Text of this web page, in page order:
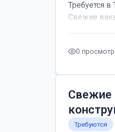
Требуется в
Свежие
0
Свежие
Требуются